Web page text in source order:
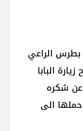
بطرس الراعي​
​البابا
عن شكره
الى